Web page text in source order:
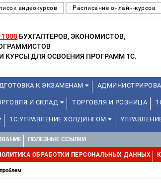
видеокурсов Расписание онлайн-курсов
БУХГАЛТЕРОВ, ЭКОНОМИСТОВ,
КУРСЫ ДЛЯ ОСВОЕНИЯ ПРОГРАММ 1С.
К ЭКЗАМЕНАМ
И СКЛАД ТОРГОВЛЯ И РОЗНИЦА
1С:УПРАВЛЕНИЕ ХОЛДИНГОМ
ПОЛЕЗНЫЕ ССЫЛКИ
ОБРАБОТКИ ПЕРСОНАЛЬНЫХ ДАННЫХ